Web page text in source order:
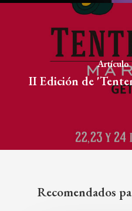
Artículo
II Edición de
Recomendados